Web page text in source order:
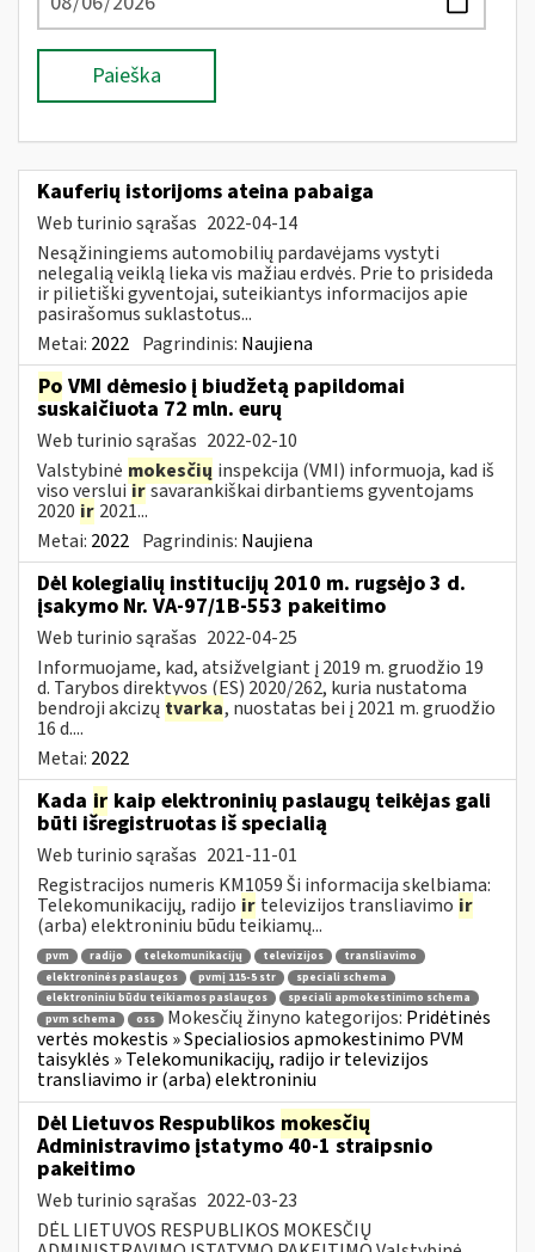
Paieška
Kauferių istorijoms ateina pabaiga
Web turinio sąrašas 2022-04-14
Nesąžiningiems automobilių pardavėjams vystyti
nelegalią veiklą lieka vis mažiau erdvės. Prie to prisideda
ir pilietiški gyventojai, suteikiantys informacijos apie
pasirašomus suklastotus...
Metai: 2022 Pagrindinis: Naujiena
Po VMI dėmesio į biudžetą papildomai
suskaičiuota 72 mln. eurų
Web turinio sąrašas 2022-02-10
Valstybinė mokesčių inspekcija (VMI) informuoja, kad iš
viso versluiirsavarankiškai dirbantiems gyventojams
2020 ir 2021...
Metai: 2022 Pagrindinis: Naujiena
Dėl kolegialių institucijų 2010 m. rugsėjo 3 d.
įsakymo Nr. VA-97/1B-553 pakeitimo
Web turinio sąrašas 2022-04-25
Informuojame, kad, atsižvelgiant į 2019 m. gruodžio 19
d. Tarybos direktyvos (ES) 2020/262, kuria nustatoma
bendroji akcizų tvarka, nuostatas bei į 2021 m. gruodžio
16 d....
Metai: 2022
Kada ir kaip elektroninių paslaugų teikėjas gali
būti išregistruotas iš specialią
Web turinio sąrašas 2021-11-01
Registracijos numeris KM1059 Ši informacija skelbiama:
Telekomunikacijų, radijo ir televizijos transliavimo ir
(arba) elektroniniu būdu teikiamų...
pvm radijo telekomunikacijų televizijos
transliavimo
elektroninės paslaugos
pvmį 115-5 str
speciali schema
elektroniniu būdu teikiamos paslaugos
speciali apmokestinimo schema
pvm schema
oss Mokesčių žinyno kategorijos: Pridėtinės
vertės mokestis » Specialiosios apmokestinimo PVM
taisyklės » Telekomunikacijų, radijo ir televizijos
transliavimo ir (arba) elektroniniu
Dėl Lietuvos Respublikos mokesčių
Administravimo įstatymo 40-1 straipsnio
pakeitimo
Web turinio sąrašas 2022-03-23
DĖL LIETUVOS RESPUBLIKOS MOKESČIŲ